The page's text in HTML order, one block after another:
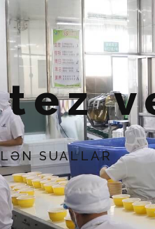
tez
SUALLAR